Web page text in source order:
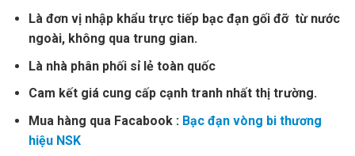
Là đơn vị nhập khẩu trực tiếp bạc đạn gối đỡ từ nước
ngoài, không qua trung gian.
Là nhà phân phối sỉ lẻ toàn quốc
Cam kết giá cung cấp cạnh tranh nhất thị trường.
Mua hàng qua Facabook : Bạc đạn vòng bi thương
hiệu NSK